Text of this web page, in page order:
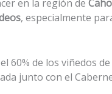
en la región de
, especialmente
60% de los viñedos
junto con el